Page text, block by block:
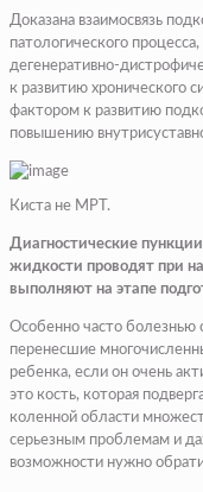
Доказана взаимосвязь
патологического
дегенеративно-
к развитию хронического
фактором к развитию
повышению
Киста не МРТ.
Диагностические
жидкости проводят при
выполняют на этапе
Особенно часто
перенесшие
ребенка, если он очень
это кость, которая
коленной области
серьезным проблемам и
возможности нужно